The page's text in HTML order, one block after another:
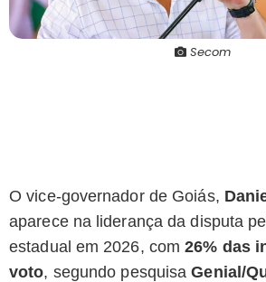
Secom
O vice-governador de Goiás,
aparece na liderança da disputa
estadual em 2026, com26% das
voto, segundo pesquisaGenial/